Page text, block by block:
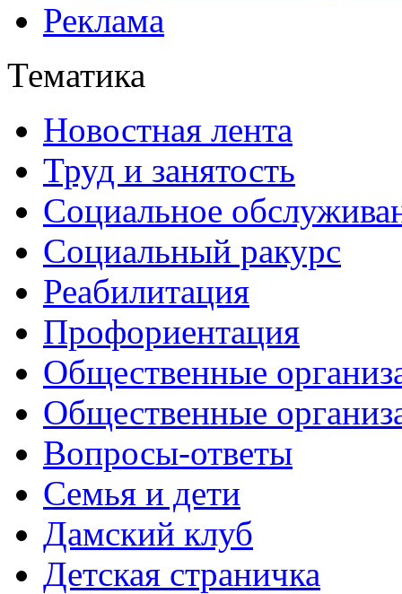
Реклама
Тематика
Новостная лента
Труд и занятость
Социальное
Социальный ракурс
Реабилитация
Профориентация
Общественные
Общественные
Вопросы-ответы
Семья и дети
Дамский клуб
Детская страничка